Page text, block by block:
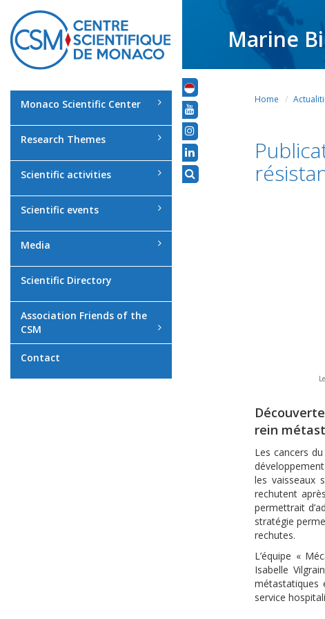
Monaco Scientific Center
Research Themes
Scientific activities
Scientific events
Media
Scientific Directory
Association Friends of the
CSM
Contact
Marine
Home
rein
Les cancers
les vaisseaux
rechutent
permettrait
stratégie
rechutes.
L’équipe «
Isabelle
métastatiques
service